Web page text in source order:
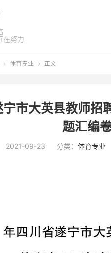
在努力
 体育专业  正文
市大英县教师招
题汇编
2021-09-23 分类： 体育专业